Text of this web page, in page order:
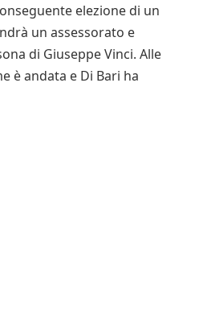
elezione di un
un assessorato e
di Giuseppe Vinci. Alle
è andata e Di Bari ha